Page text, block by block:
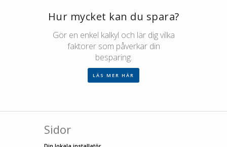
Hur mycket kan du spara?
Gör en enkel kalkyl och lär dig vilka
faktorer som påverkar din
besparing.
LÄS MER HÄR
Sidor